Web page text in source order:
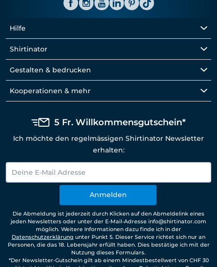
Hilfe
Shirtinator
Gestalten & bedrucken
Kooperationen & mehr
5 Fr. Willkommensgutschein*
Ich möchte den regelmässigen Shirtinator Newsletter
erhalten:
Anmelden
Die Abmeldung ist jederzeit durch Klicken auf den Abmeldelink eines
jeden Newsletters oder unter der E-Mail-Adresse info@shirtinator.com
möglich. Weitere Informationen dazu finde ich in der
Datenschutzerklärung unter Punkt 5. Dieser Service richtet sich nur an
Personen, die das 18. Lebensjahr erfüllt haben. Dies bestätige ich mit der
Nutzung dieses Formulars.
*Der Newsletter-Gutschein gilt ab einem Mindestbestellwert von CHF 30